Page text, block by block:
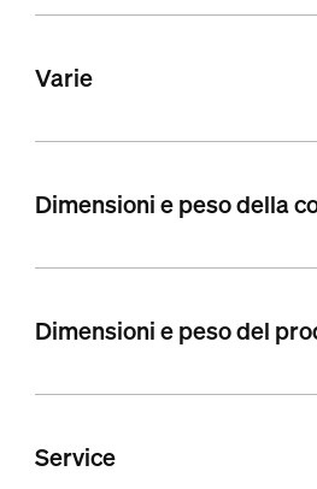
Varie
Dimensioni e peso della
Dimensioni e peso del
Service